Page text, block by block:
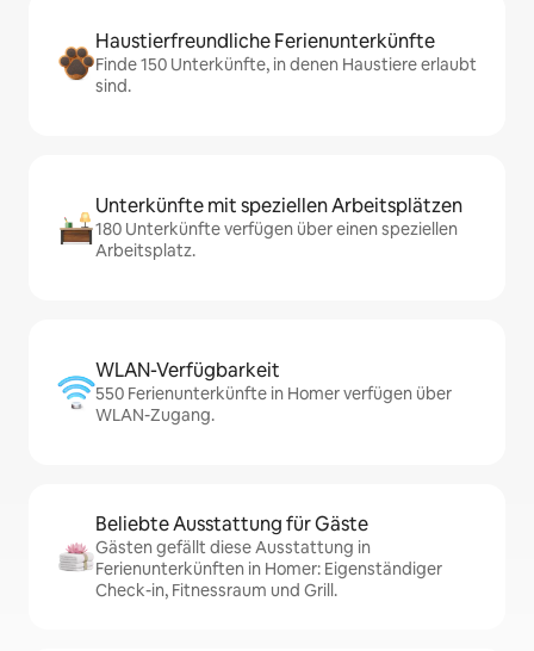
Haustierfreundliche Ferienunterkünfte
Finde 150 Unterkünfte, in denen Haustiere erlaubt
sind.
Unterkünfte mit speziellen Arbeitsplätzen
180 Unterkünfte verfügen über einen speziellen
Arbeitsplatz.
WLAN-Verfügbarkeit
550 Ferienunterkünfte in Homer verfügen über
WLAN-Zugang.
Beliebte Ausstattung für Gäste
Gästen gefällt diese Ausstattung in
Ferienunterkünften in Homer: Eigenständiger
Check-in, Fitnessraum und Grill.